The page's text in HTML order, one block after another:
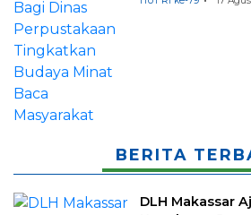
BERITA
DLH Makassar